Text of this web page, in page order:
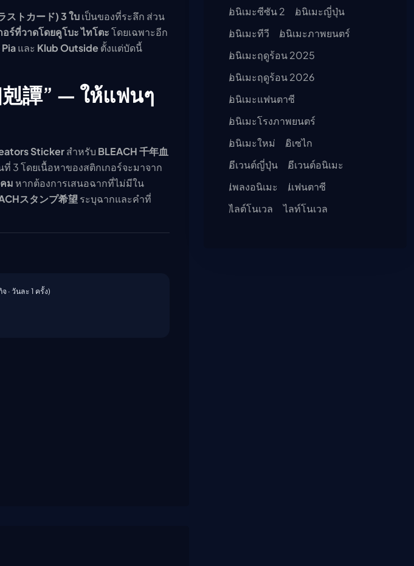
トカード) 3 ใบเป็นของที่ระลึก ส่วน
อร์ที่วาดโดยคูโบะ ไทโตะโดยเฉพาะอีก
และ Klub Outside ตั้งแต่บัดนี้
譚” — ให้แฟนๆ
Stickerสำหรับ BLEACH 千年血
3 โดยเนื้อหาของสติกเกอร์จะมาจาก
ม หากต้องการเสนอฉากที่ไม่มีใน
スタンプ希望ระบุฉากและคำที่
· วันละ 1 ครั้ง)
อนิเมะซีซัน 2
อนิเมะญี่ปุ่น
อนิเมะทีวี
อนิเมะภาพยนตร์
อนิเมะฤดูร้อน 2025
อนิเมะฤดูร้อน 2026
อนิเมะแฟนตาซี
อนิเมะโรงภาพยนตร์
อนิเมะใหม่
อิเซไก
อีเวนต์ญี่ปุ่น
อีเวนต์อนิเมะ
เพลงอนิเมะ
แฟนตาซี
ไลต์โนเวล
ไลท์โนเวล